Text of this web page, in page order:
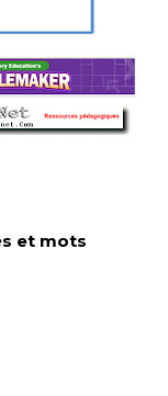
et mots